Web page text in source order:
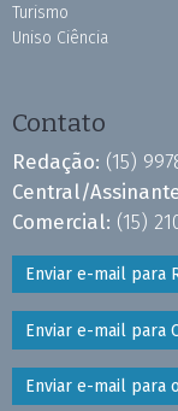
Turismo
Uniso Ciência
Contato
Redação: (15)
Central/
Comercial: (15)
Enviar e-mail para
Enviar e-mail para
Enviar e-mail para